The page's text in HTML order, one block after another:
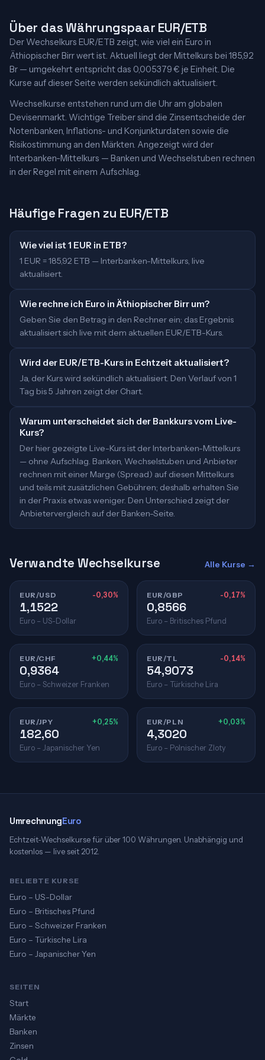
Über das Währungspaar EUR/ETB
Der Wechselkurs EUR/ETB zeigt, wie viel ein Euro in
Äthiopischer Birr wert ist. Aktuell liegt der Mittelkurs bei 185,92
Br — umgekehrt entspricht das 0,005379 € je Einheit. Die
Kurse auf dieser Seite werden sekündlich aktualisiert.
Wechselkurse entstehen rund um die Uhr am globalen
Devisenmarkt. Wichtige Treiber sind die Zinsentscheide der
Notenbanken, Inflations- und Konjunkturdaten sowie die
Risikostimmung an den Märkten. Angezeigt wird der
Interbanken-Mittelkurs — Banken und Wechselstuben rechnen
in der Regel mit einem Aufschlag.
Häufige Fragen zu EUR/ETB
Wie viel ist 1 EUR in ETB?
1 EUR = 185,92 ETB — Interbanken-Mittelkurs, live
aktualisiert.
Wie rechne ich Euro in Äthiopischer Birr um?
Geben Sie den Betrag in den Rechner ein; das Ergebnis
aktualisiert sich live mit dem aktuellen EUR/ETB-Kurs.
Wird der EUR/ETB-Kurs in Echtzeit aktualisiert?
Ja, der Kurs wird sekündlich aktualisiert. Den Verlauf von 1
Tag bis 5 Jahren zeigt der Chart.
Warum unterscheidet sich der Bankkurs vom Live-
Kurs?
Der hier gezeigte Live-Kurs ist der Interbanken-Mittelkurs
— ohne Aufschlag. Banken, Wechselstuben und Anbieter
rechnen mit einer Marge (Spread) auf diesen Mittelkurs
und teils mit zusätzlichen Gebühren; deshalb erhalten Sie
in der Praxis etwas weniger. Den Unterschied zeigt der
Anbietervergleich auf der Banken-Seite.
Verwandte Wechselkurse Alle Kurse →
EUR/USD -0,30%
1,1522
Euro – US-Dollar
EUR/GBP -0,17%
0,8566
Euro – Britisches Pfund
EUR/CHF +0,44%
0,9364
Euro – Schweizer Franken
EUR/TL -0,14%
54,9073
Euro – Türkische Lira
EUR/JPY +0,25%
182,60
Euro – Japanischer Yen
EUR/PLN +0,03%
4,3020
Euro – Polnischer Zloty
UmrechnungEuro
Echtzeit-Wechselkurse für über 100 Währungen. Unabhängig und
kostenlos — live seit 2012.
BELIEBTE KURSE
Euro – US-Dollar
Euro – Britisches Pfund
Euro – Schweizer Franken
Euro – Türkische Lira
Euro – Japanischer Yen
SEITEN
Start
Märkte
Banken
Zinsen